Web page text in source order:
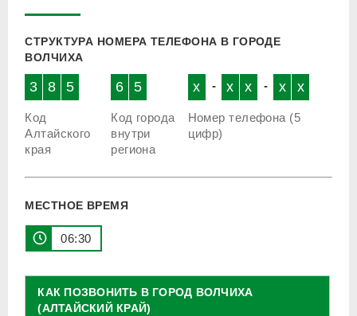
СТРУКТУРА НОМЕРА ТЕЛЕФОНА В ГОРОДЕ
ВОЛЧИХА
3 8 5
Код
Алтайского
края
6 5
Код города
внутри
региона
x - x x - x x
Номер телефона (5
цифр)
МЕСТНОЕ ВРЕМЯ
06:30
КАК ПОЗВОНИТЬ В ГОРОД ВОЛЧИХА
(АЛТАЙСКИЙ КРАЙ)